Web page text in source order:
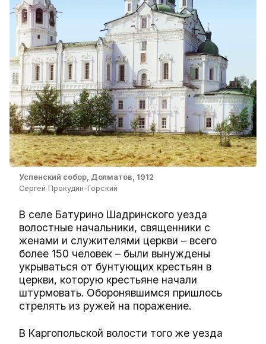
Успенский собор, Долматов, 1912
Сергей Прокудин-Горский
В селе Батурино Шадринского уезда
волостные начальники, священники с
женами и служителями церкви – всего
более 150 человек – были вынуждены
укрываться от бунтующих крестьян в
церкви, которую крестьяне начали
штурмовать. Оборонявшимся пришлось
стрелять из ружей на поражение.
В Каргопольской волости того же уезда